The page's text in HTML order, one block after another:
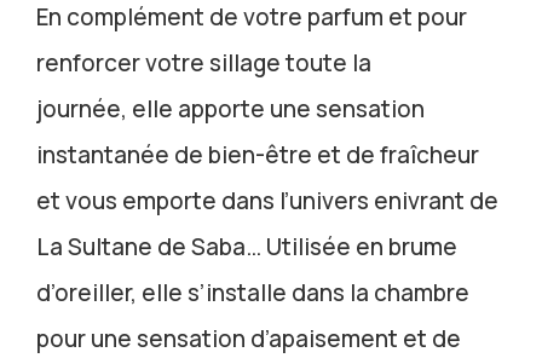
En complément de votre parfum et pour
renforcer votre sillage toute la
journée, elle apporte une sensation
instantanée de bien-être et de fraîcheur
et vous emporte dans l’univers enivrant de
La Sultane de Saba… Utilisée en brume
d’oreiller, elle s’installe dans la chambre
pour une sensation d’apaisement et de